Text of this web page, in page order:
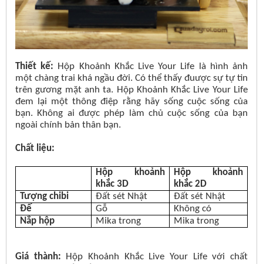
Thiết kế: Hộp Khoảnh Khắc Live Your Life là hình ảnh
một chàng trai khá ngầu đời. Có thể thấy đuược sự tự tin
trên gương mặt anh ta. Hộp Khoảnh Khắc Live Your Life
đem lại một thông điệp rằng hãy sống cuộc sống của
bạn. Không ai được phép làm chủ cuộc sống của bạn
ngoài chính bản thân bạn.
Chất liệu:
Hộp khoảnh
khắc 3D
Hộp khoảnh
khắc 2D
Tượng chibi
Đất sét Nhật
Đất sét Nhật
Đế
Gỗ
Không có
Nắp hộp
Mika trong Mika trong
Giá thành: Hộp Khoảnh Khắc Live Your Life với chất